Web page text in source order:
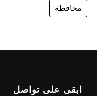
محافظة
ابقى على تواصل